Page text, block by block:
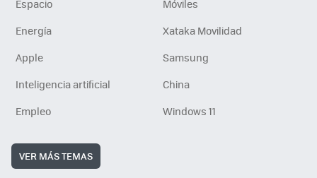
Espacio
Móviles
Energía
Xataka Movilidad
Apple
Samsung
Inteligencia artificial
China
Empleo
Windows 11
VER MÁS TEMAS